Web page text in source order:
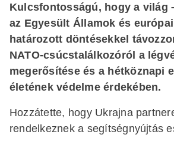
Kulcsfontosságú, hogy a világ
az Egyesült Államok és
határozott döntésekkel
NATO-csúcstalálkozóról a
megerősítése és a hétköznapi
életének védelme érdekében.
Hozzátette, hogy Ukrajna
rendelkeznek a segítségnyújtás